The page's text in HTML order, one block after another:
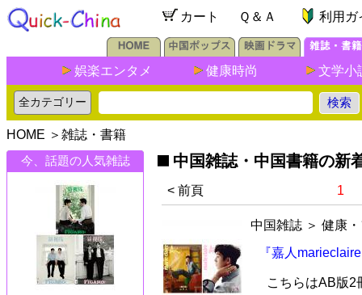
カート Ｑ＆Ａ 利用ガ
娯楽エンタメ 健康時尚 文学小
HOME ＞ 雑誌・書籍
今、話題の人気雑誌
中国雑誌・中国書籍の新
< 前頁 1
中国雑誌 ＞ 健康
『嘉人
こちらはAB版2